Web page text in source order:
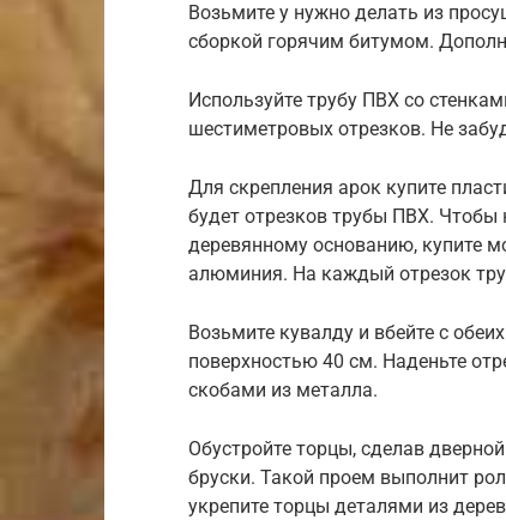
Возьмите у нужно делать из
сборкой горячим битумом.
Используйте трубу ПВХ со
шестиметровых отрезков. Не
Для скрепления арок купите
будет отрезков трубы ПВХ. Чтобы
деревянному основанию, купите
алюминия. На каждый отрезок
Возьмите кувалду и вбейте с
поверхностью 40 см. Наденьте
скобами из металла.
Обустройте торцы, сделав
бруски. Такой проем выполнит
укрепите торцы деталями из